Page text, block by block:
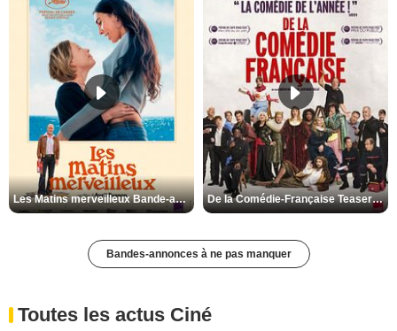
Les Matins merveilleux Bande-annonce VF De la Comédie-Française Teaser VF
Bandes-annonces à ne pas manquer
Toutes les actus Ciné